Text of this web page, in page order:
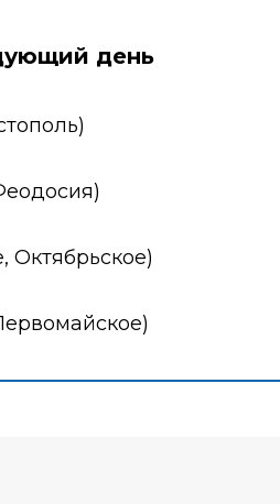
день
Октябрьское)